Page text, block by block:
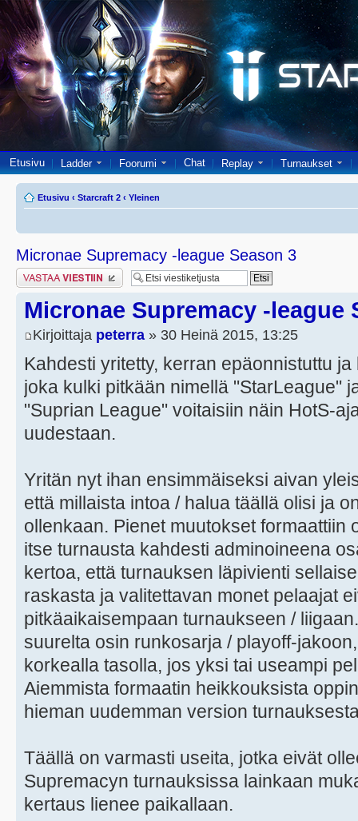
Etusivu Ladder Foorumi Chat Replay Turnaukset
Etusivu ‹ Starcraft 2 ‹ Yleinen
Micronae Supremacy -league Season 3
Lähetä vastaus
Micronae Supremacy -league
Kirjoittaja peterra » 30 Heinä 2015, 13:25
Kahdesti yritetty, kerran epäonnistuttu
joka kulki pitkään nimellä "StarLeague"
"Suprian League" voitaisiin näin HotS-
uudestaan.
Yritän nyt ihan ensimmäiseksi aivan
että millaista intoa / halua täällä olisi ja
ollenkaan. Pienet muutokset formaattiin
itse turnausta kahdesti adminoineena
kertoa, että turnauksen läpivienti
raskasta ja valitettavan monet pelaajat
pitkäaikaisempaan turnaukseen /
suurelta osin runkosarja / playoff-
korkealla tasolla, jos yksi tai useampi
Aiemmista formaatin heikkouksista
hieman uudemman version
Täällä on varmasti useita, jotka eivät
Supremacyn turnauksissa lainkaan
kertaus lienee paikallaan.